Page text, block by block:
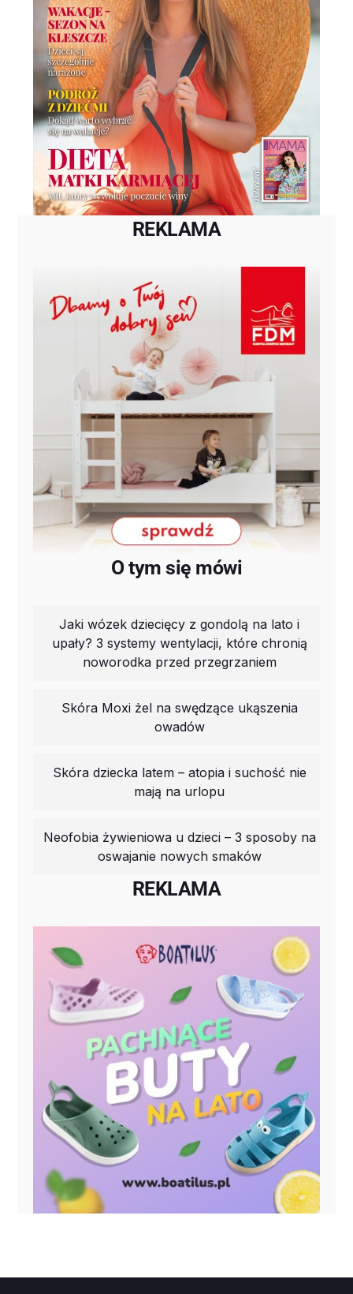
REKLAMA
O tym się mówi
Jaki wózek dziecięcy z gondolą na lato i
upały? 3 systemy wentylacji, które chronią
noworodka przed przegrzaniem
Skóra Moxi żel na swędzące ukąszenia
owadów
Skóra dziecka latem – atopia i suchość nie
mają na urlopu
Neofobia żywieniowa u dzieci – 3 sposoby na
oswajanie nowych smaków
REKLAMA